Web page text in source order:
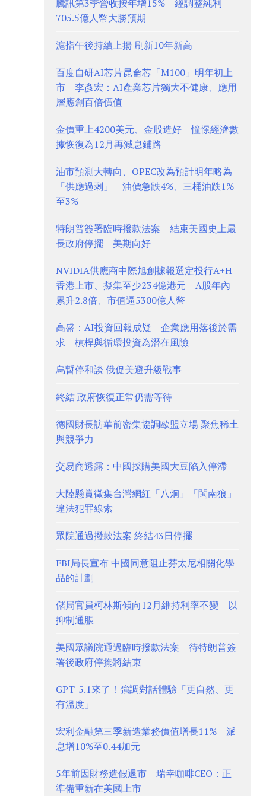
騰訊第3季營收按年增15% 經調整純利
705.5億人幣大勝預期
滬指午後持續上揚 刷新10年新高
百度自研AI芯片昆侖芯「M100」明年初上
市 李彥宏：AI產業芯片獨大不健康、應用
層應創百倍價值
金價重上4200美元、金股造好 憧憬經濟數
據恢復為12月再減息鋪路
油市預測大轉向、OPEC改為預計明年略為
「供應過剩」 油價急跌4%、三桶油跌1%
至3%
特朗普簽署臨時撥款法案 結束美國史上最
長政府停擺 美期向好
NVIDIA供應商中際旭創據報選定投行A+H
香港上市、擬集至少234億港元 A股年內
累升2.8倍、市值逼5300億人幣
高盛：AI投資回報成疑 企業應用落後於需
求 槓桿與循環投資為潛在風險
烏暫停和談 俄促美避升級戰事
終結 政府恢復正常仍需等待
德國財長訪華前密集協調歐盟立場 聚焦稀土
與競爭力
交易商透露：中國採購美國大豆陷入停滯
大陸懸賞徵集台灣網紅「八炯」「閩南狼」
違法犯罪線索
眾院通過撥款法案 終結43日停擺
FBI局長宣布 中國同意阻止芬太尼相關化學
品的計劃
儲局官員柯林斯傾向12月維持利率不變 以
抑制通脹
美國眾議院通過臨時撥款法案 待特朗普簽
署後政府停擺將結束
GPT-5.1來了！強調對話體驗「更自然、更
有溫度」
宏利金融第三季新造業務價值增長11% 派
息增10%至0.44加元
5年前因財務造假退市 瑞幸咖啡CEO：正
準備重新在美國上市